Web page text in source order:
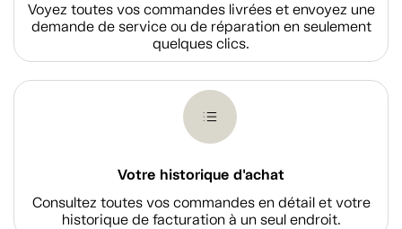
Voyez toutes vos commandes livrées et envoyez une
demande de service ou de réparation en seulement
quelques clics.
Votre historique d'achat
Consultez toutes vos commandes en détail et votre
historique de facturation à un seul endroit.